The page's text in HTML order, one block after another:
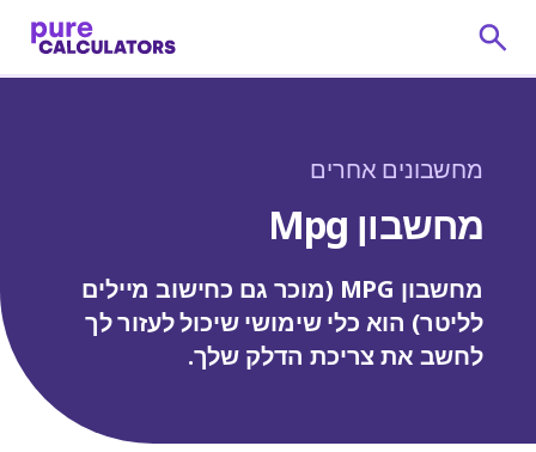
מחשבונים אחרים
מחשבון Mpg
מחשבון MPG (מוכר גם כחישוב מיילים
לליטר) הוא כלי שימושי שיכול לעזור לך
לחשב את צריכת הדלק שלך.